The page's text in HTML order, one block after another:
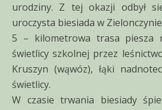
urodziny. Z tej okazji odbył
uroczysta biesiada w
5 – kilometrowa trasa piesza
świetlicy szkolnej przez
Kruszyn (wąwóz), łąki
świetlicy.
W czasie trwania biesiady